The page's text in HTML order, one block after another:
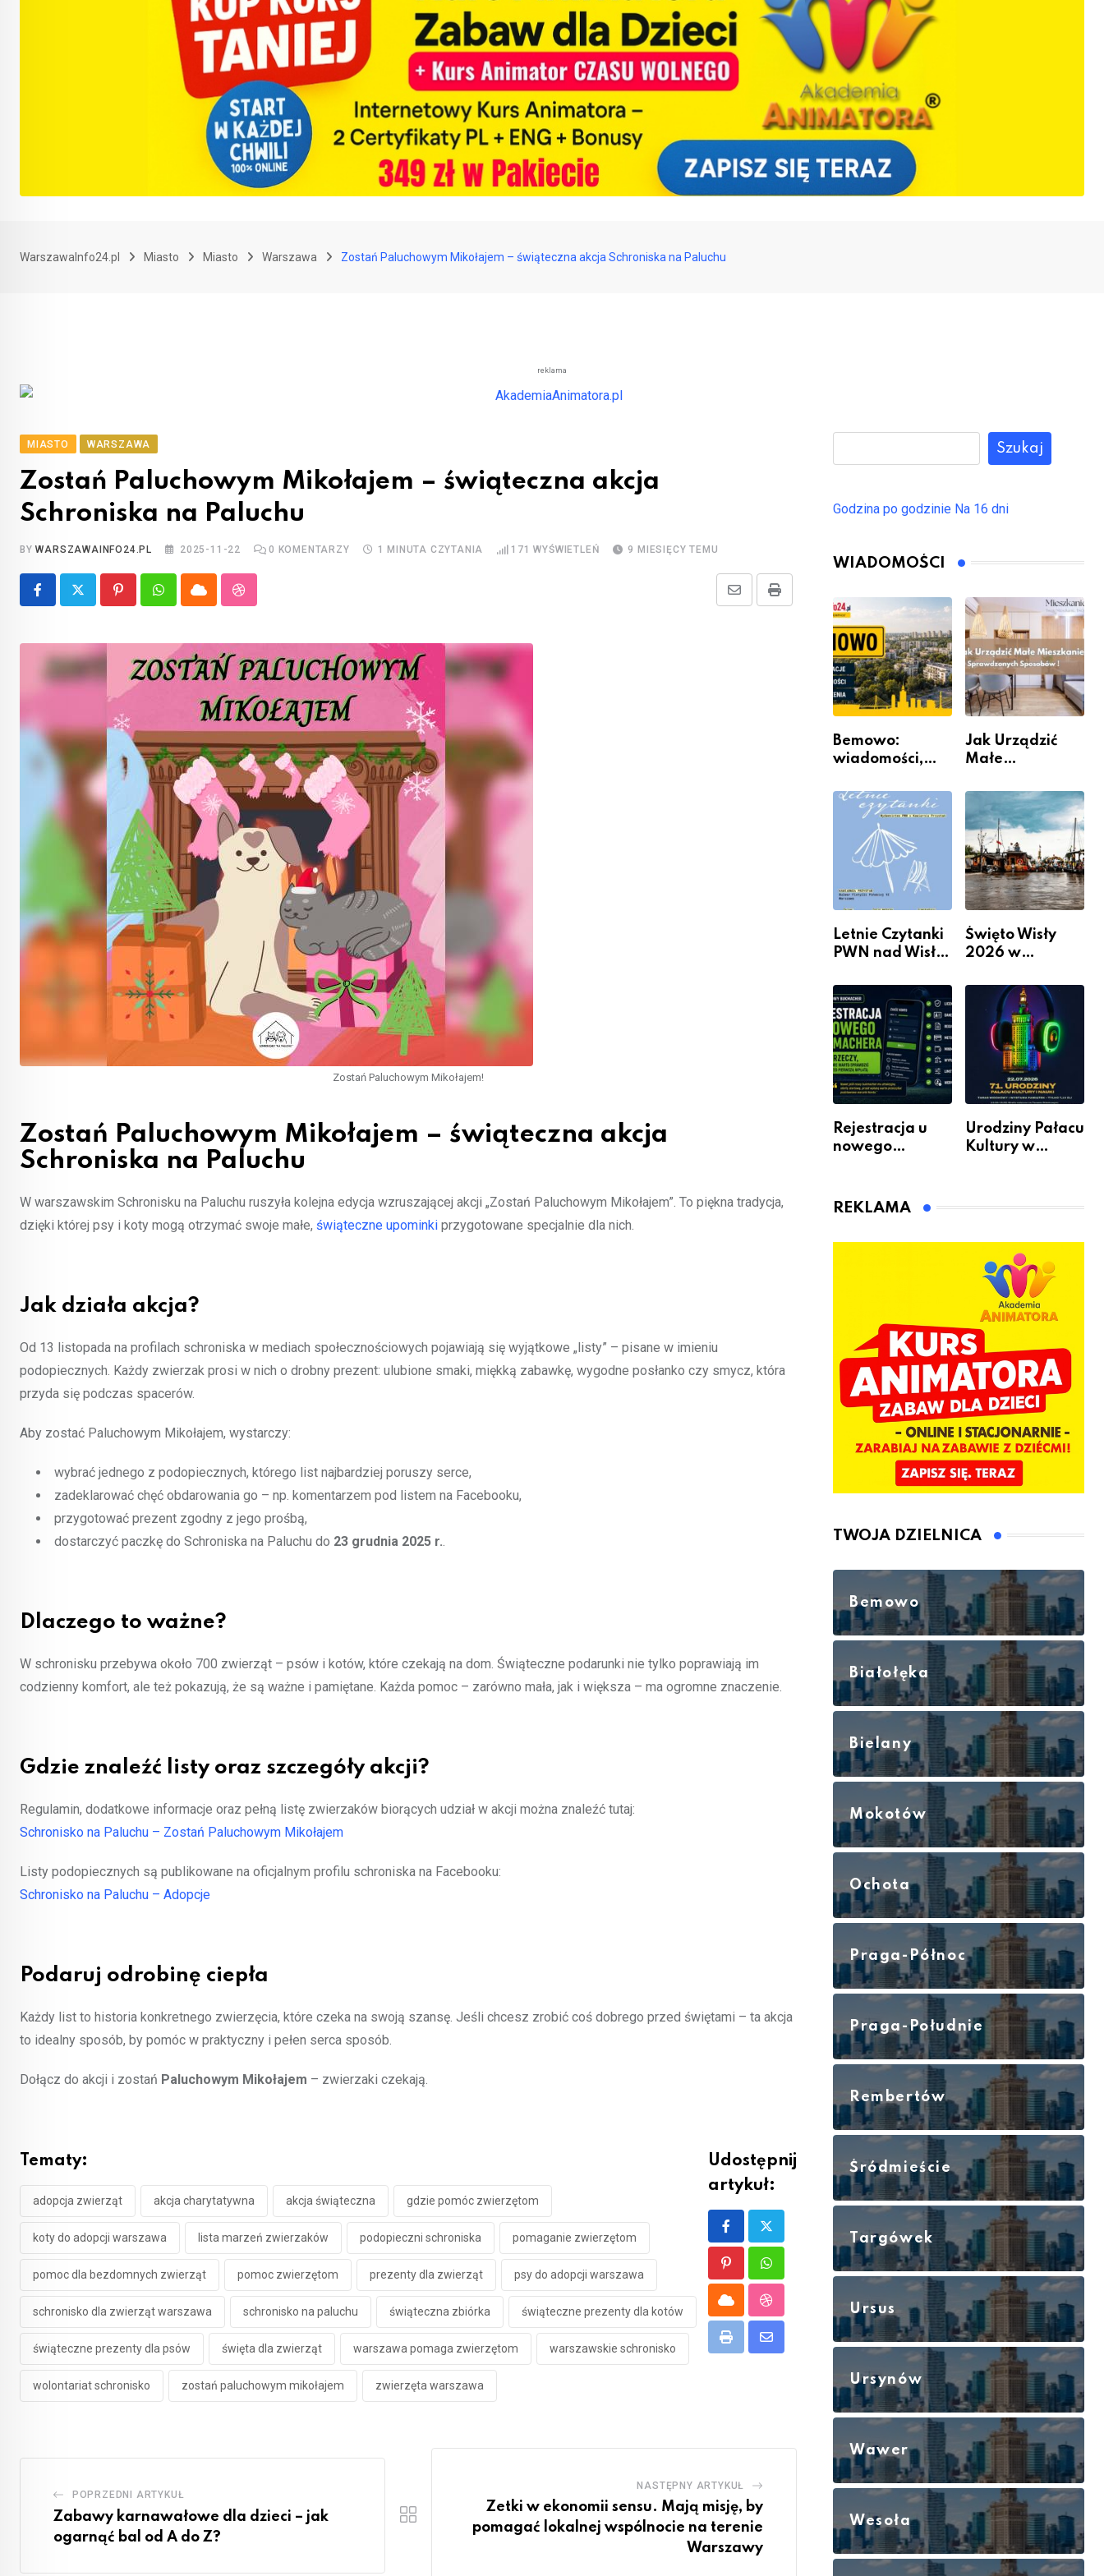
WarszawaInfo24.pl Miasto Miasto Warszawa Zostań Paluchowym Mikołajem – świąteczna akcja Schroniska na Paluchu
reklama
MIASTO WARSZAWA
Zostań Paluchowym Mikołajem – świąteczna akcja
Schroniska na Paluchu
BYWARSZAWAINFO24.PL 2025-11-22 0 KOMENTARZY 1 MINUTA CZYTANIA 171 WYŚWIETLEŃ 9 MIESIĘCY TEMU
PinterestWhatsappCloud StumbleUpon Print
Share
Zostań Paluchowym Mikołajem!
Zostań Paluchowym Mikołajem – świąteczna akcja
Schroniska na Paluchu
W warszawskim Schronisku na Paluchu ruszyła kolejna edycja wzruszającej akcji „Zostań Paluchowym Mikołajem”. To piękna tradycja,
dzięki której psy i koty mogą otrzymać swoje małe, świąteczne upominki przygotowane specjalnie dla nich.
Jak działa akcja?
Od 13 listopada na profilach schroniska w mediach społecznościowych pojawiają się wyjątkowe „listy” – pisane w imieniu
podopiecznych. Każdy zwierzak prosi w nich o drobny prezent: ulubione smaki, miękką zabawkę, wygodne posłanko czy smycz, która
przyda się podczas spacerów.
Aby zostać Paluchowym Mikołajem, wystarczy:
wybrać jednego z podopiecznych, którego list najbardziej poruszy serce,
zadeklarować chęć obdarowania go – np. komentarzem pod listem na Facebooku,
przygotować prezent zgodny z jego prośbą,
dostarczyć paczkę do Schroniska na Paluchu do 23 grudnia 2025 r..
Dlaczego to ważne?
W schronisku przebywa około 700 zwierząt – psów i kotów, które czekają na dom. Świąteczne podarunki nie tylko poprawiają im
codzienny komfort, ale też pokazują, że są ważne i pamiętane. Każda pomoc – zarówno mała, jak i większa – ma ogromne znaczenie.
Gdzie znaleźć listy oraz szczegóły akcji?
Regulamin, dodatkowe informacje oraz pełną listę zwierzaków biorących udział w akcji można znaleźć tutaj:
Schronisko na Paluchu – Zostań Paluchowym Mikołajem
Listy podopiecznych są publikowane na oficjalnym profilu schroniska na Facebooku:
Schronisko na Paluchu – Adopcje
Podaruj odrobinę ciepła
Każdy list to historia konkretnego zwierzęcia, które czeka na swoją szansę. Jeśli chcesz zrobić coś dobrego przed świętami – ta akcja
to idealny sposób, by pomóc w praktyczny i pełen serca sposób.
Dołącz do akcji i zostań Paluchowym Mikołajem – zwierzaki czekają.
Tematy:
adopcja zwierząt akcja charytatywna akcja świąteczna gdzie pomóc zwierzętom
koty do adopcji warszawa lista marzeń zwierzaków podopieczni schroniska pomaganie zwierzętom
pomoc dla bezdomnych zwierząt pomoc zwierzętom prezenty dla zwierząt psy do adopcji warszawa
schronisko dla zwierząt warszawa schronisko na paluchu świąteczna zbiórka świąteczne prezenty dla kotów
świąteczne prezenty dla psów święta dla zwierząt warszawa pomaga zwierzętom warszawskie schronisko
wolontariat schronisko zostań paluchowym mikołajem zwierzęta warszawa
Udostępnij
artykuł:
PinterestWhatsapp
Cloud StumbleUpon
Print
Share
POPRZEDNI ARTYKUŁ
Zabawy karnawałowe dla dzieci – jak
ogarnąć bal od A do Z?
NASTĘPNY ARTYKUŁ
Zetki w ekonomii sensu. Mają misję, by
pomagać lokalnej wspólnocie na terenie
Warszawy
Szukaj
Godzina po godzinie Na 16 dni
WIADOMOŚCI
Bemowo:
wiadomości,
wydarzenia z
dzielnicy
Jak Urządzić
Małe
Sposobów Na
Więcej
Przestrzeni Bez
Kosztownego
Remontu
Letnie Czytanki
PWN nad Wisłą.
książką, kawą i
chwilą dla
siebie
Święto Wisły
2026 w
kiedy, gdzie i co
się będzie działo
2 sierpnia
Rejestracja u
nowego
warto
Urodziny Pałacu
Kultury w
REKLAMA
TWOJA DZIELNICA
Bemowo
Białołęka
Bielany
Mokotów
Ochota
Praga-Północ
Praga-Południe
Rembertów
Śródmieście
Targówek
Ursus
Ursynów
Wawer
Wesoła